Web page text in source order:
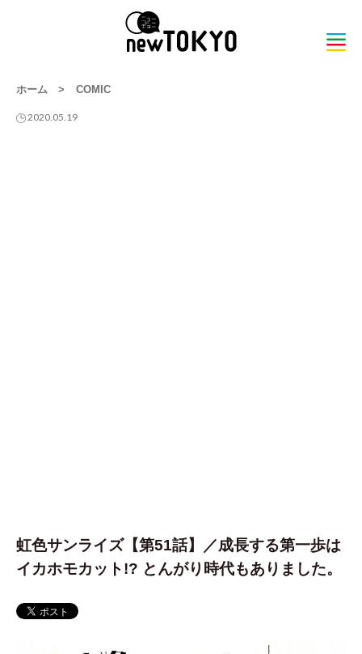
ホーム > COMIC
2020.05.19
虹色サンライズ【第51話】／成長する第一歩は
イカホモカット!? とんがり時代もありました。